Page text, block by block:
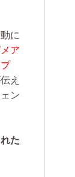
に
ア
え
ン
た